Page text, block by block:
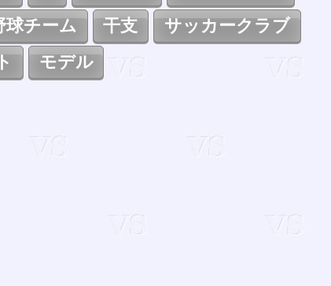
球チーム 干支
サッカークラブ
モデル